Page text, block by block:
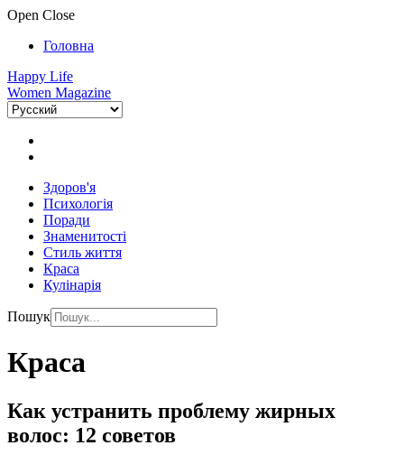
Open Close
Головна
Happy Life
Women Magazine
Здоров'я
Психологія
Поради
Знаменитості
Стиль життя
Краса
Кулінарія
Пошук
Краса
Как устранить проблему жирных
волос: 12 советов